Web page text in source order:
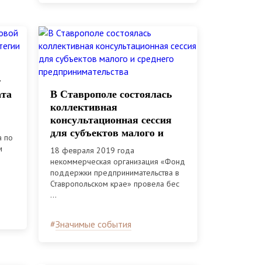
по
В Ставрополе состоялась
коллективная
консультационная сессия
для субъектов малого и
среднего
предпринимательства
18 февраля 2019 года
некоммерческая организация «Фонд
поддержки предпринимательства в
Ставропольском крае» провела бес
...
#Значимые события